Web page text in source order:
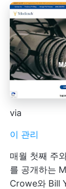
via
이 관리
매월 첫째 주
를 공개하는
Crowe와 Bill